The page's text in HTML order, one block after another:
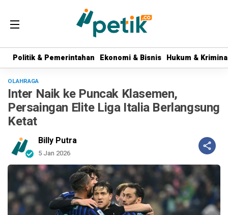
Politik & Pemerintahan Ekonomi & Bisnis Hukum &
Politik & Pemerintahan Ekonomi & Bisnis Hukum &
OLAHRAGA
Inter Naik ke Puncak Klasemen,
Persaingan Elite Liga Italia Berlangsung
Ketat
Billy Putra
5 Jan 2026